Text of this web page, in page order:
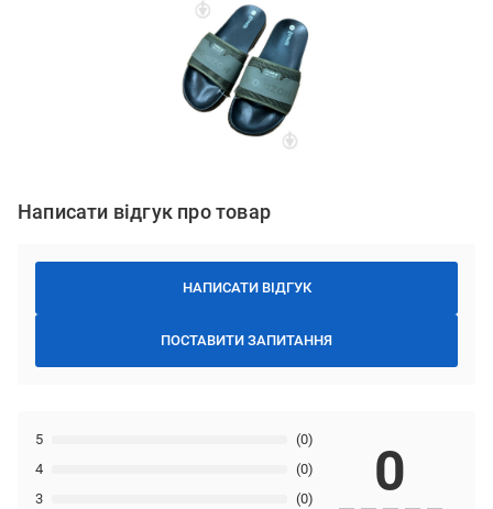
Написати відгук про товар
НАПИСАТИ ВІДГУК
ПОСТАВИТИ ЗАПИТАННЯ
3 (0)
4 (0)
5 (0)
0